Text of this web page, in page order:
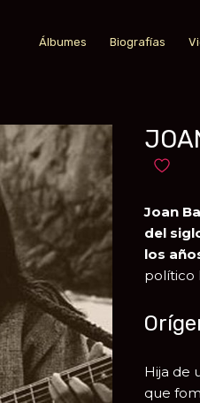
Álbumes Biografías
Añadir
Joan
del
los
político
Hija de
que